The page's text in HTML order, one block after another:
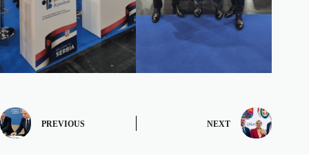
PREVIOUS NEXT